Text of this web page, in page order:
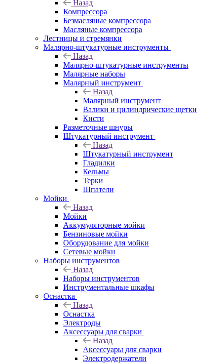
Назад
Компрессора
Безмасляные компрессора
Масляные компрессора
Лестницы и стремянки
Малярно-штукатурные инструменты
Назад
Малярно-штукатурные инструменты
Малярные наборы
Малярный инструмент
Назад
Малярный инструмент
Валики и цилиндрические щетки
Кисти
Разметочные шнуры
Штукатурный инструмент
Назад
Штукатурный инструмент
Гладилки
Кельмы
Терки
Шпатели
Мойки
Назад
Мойки
Аккумуляторные мойки
Бензиновые мойки
Оборудование для мойки
Сетевые мойки
Наборы инструментов
Назад
Наборы инструментов
Инструментальные шкафы
Оснастка
Назад
Оснастка
Электроды
Аксессуары для сварки
Назад
Аксессуары для сварки
Электродержатели